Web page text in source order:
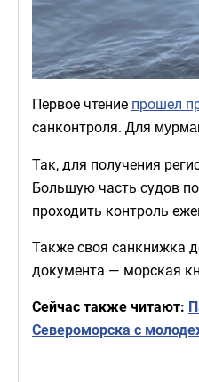
Первое чтение прошел
санконтроля. Для
Так, для получения
Большую часть судов
проходить контроль
Также своя санкнижка
документа — морская
Сейчас также читают:
Североморска с